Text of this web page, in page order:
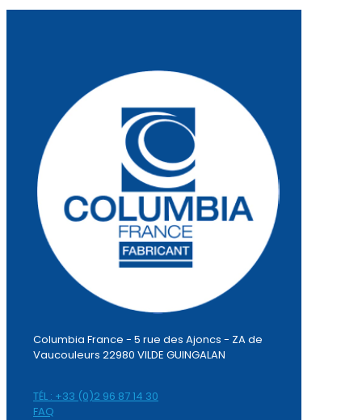
Columbia France - 5 rue des Ajoncs - ZA de
Vaucouleurs 22980 VILDE GUINGALAN
TÉL : +33 (0)2 96 87 14 30
FAQ